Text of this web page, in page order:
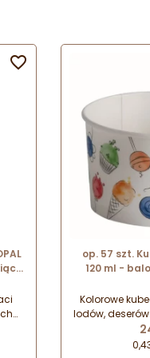

op. 57 szt.
120 ml -
Kolorowe
lodów,
Papierowe
foli